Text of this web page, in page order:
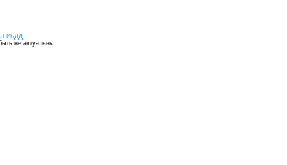
ГИБДД
не актуальны...